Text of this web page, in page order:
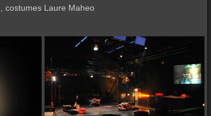
costumes Laure Maheo